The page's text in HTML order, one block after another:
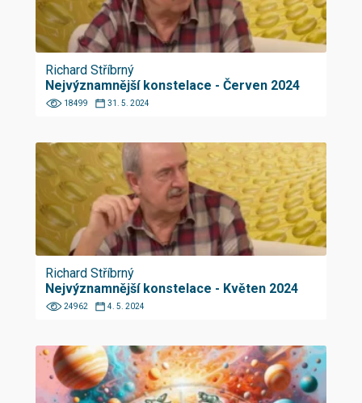
Richard Stříbrný
Nejvýznamnější konstelace - Červen 2024
18499 31. 5. 2024
Richard Stříbrný
Nejvýznamnější konstelace - Květen 2024
24962 4. 5. 2024